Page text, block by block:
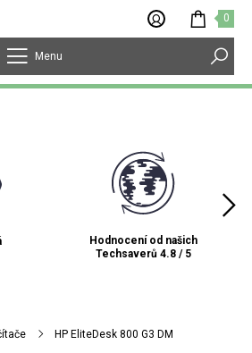
0
Menu
Hodnocení od našich
Techsaverů 4.8 / 5
HP EliteDesk 800 G3 DM